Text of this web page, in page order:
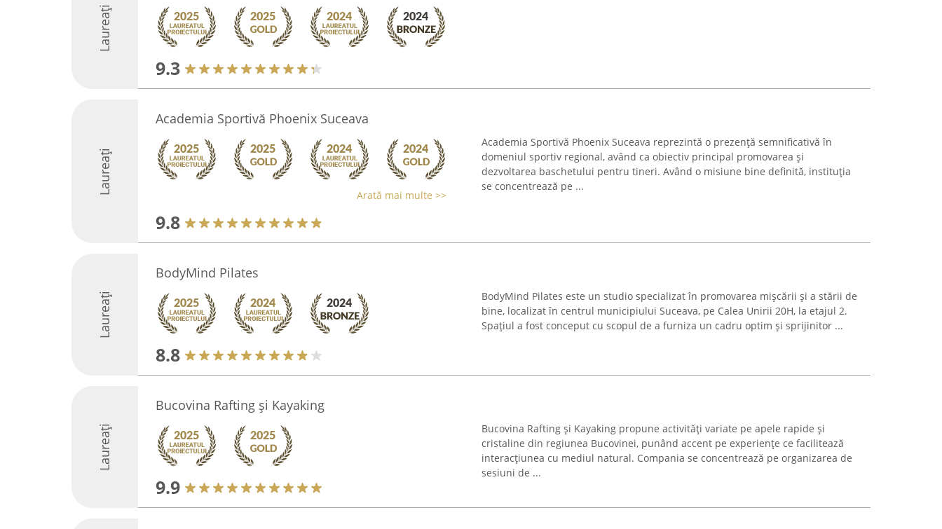
Laureați
9.3
Laureați
Academia Sportivă Phoenix Suceava
Arată mai multe >>
9.8
Academia Sportivă Phoenix Suceava reprezintă o prezență semnificativă în
domeniul sportiv regional, având ca obiectiv principal promovarea și
dezvoltarea baschetului pentru tineri. Având o misiune bine definită, instituția
se concentrează pe ...
Laureați
BodyMind Pilates
8.8
BodyMind Pilates este un studio specializat în promovarea mișcării și a stării de
bine, localizat în centrul municipiului Suceava, pe Calea Unirii 20H, la etajul 2.
Spațiul a fost conceput cu scopul de a furniza un cadru optim și sprijinitor ...
Laureați
Bucovina Rafting și Kayaking
9.9
Bucovina Rafting și Kayaking propune activități variate pe apele rapide și
cristaline din regiunea Bucovinei, punând accent pe experiențe ce facilitează
interacțiunea cu mediul natural. Compania se concentrează pe organizarea de
sesiuni de ...